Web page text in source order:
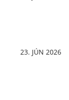
23. JÚN 2026